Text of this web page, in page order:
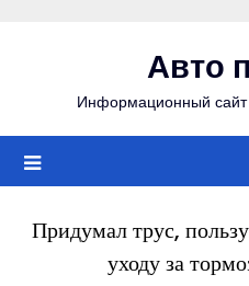
Авто
Информационный
Придумал трус,
уходу за